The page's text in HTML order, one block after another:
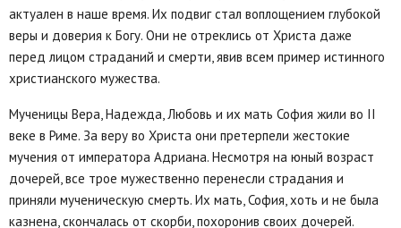
актуален в наше время. Их подвиг стал воплощением глубокой
веры и доверия к Богу. Они не отреклись от Христа даже
перед лицом страданий и смерти, явив всем пример истинного
христианского мужества.
Мученицы Вера, Надежда, Любовь и их мать София жили во II
веке в Риме. За веру во Христа они претерпели жестокие
мучения от императора Адриана. Несмотря на юный возраст
дочерей, все трое мужественно перенесли страдания и
приняли мученическую смерть. Их мать, София, хоть и не была
казнена, скончалась от скорби, похоронив своих дочерей.